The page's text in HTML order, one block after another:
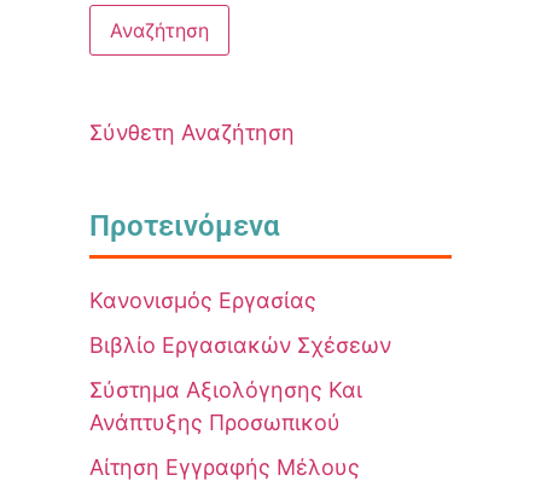
Σύνθετη Αναζήτηση
Προτεινόμενα
Κανονισμός Εργασίας
Βιβλίο Εργασιακών Σχέσεων
Σύστημα Αξιολόγησης Και
Ανάπτυξης Προσωπικού
Αίτηση Εγγραφής Μέλους